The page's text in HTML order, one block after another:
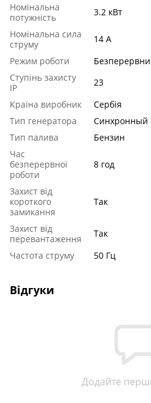
Номінальна
потужність
3.2 кВт
Номінальна сила
струму
14 А
Режим роботи
Ступінь захисту
IP
23
Країна виробник
Сербія
Тип генератора
Синхронный
Тип палива
Бензин
Час
безперервної
роботи
8 год
Захист від
короткого
замикання
Так
Захист від
перевантаження
Так
Частота струму
50 Гц
Відгуки
Додайте